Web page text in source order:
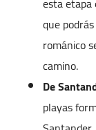
que
románico
camino.
De
playas